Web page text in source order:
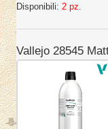
Disponibili: 2 pz.
Vallejo 28545